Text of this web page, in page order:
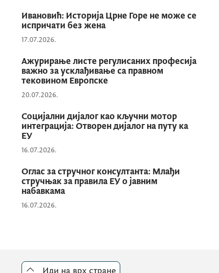
материјално обезбјеђење 28% испитаника,
док се на Евиденција Завода за
запошљавање налази 31% испитаника.
Када говоримо о правном статус, носиоца
домаћинства, међу испитаницима, нема
регистар рођених 4%, нема путну исправу
(пасош) 36% испитаника.
заједници изјаснили су се у највећем
проценту да у Црној Гори живи од 10 до 35
година (59%), више од 35 година (40%),
(15,66%), алтернативни (7,13%), социјални
Ивановић: Историја Црне Горе не може се
испричати без жена
17.07.2026.
Ажурирање листе регулисаних професија
важно за усклађивање са правном
тековином Европске
20.07.2026.
Социјални дијалог као кључни мотор
интеграција: Отворен дијалог на путу ка
ЕУ
16.07.2026.
Оглас за стручног консултанта: Млађи
стручњак за правила ЕУ о јавним
набавкама
16.07.2026.
Иди на врх стране